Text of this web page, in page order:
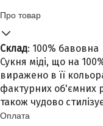
Про товар
Склад: 100% бавовна
Сукня міді, що на
виражено в її
фактурних об'ємних
також чудово
Оплата